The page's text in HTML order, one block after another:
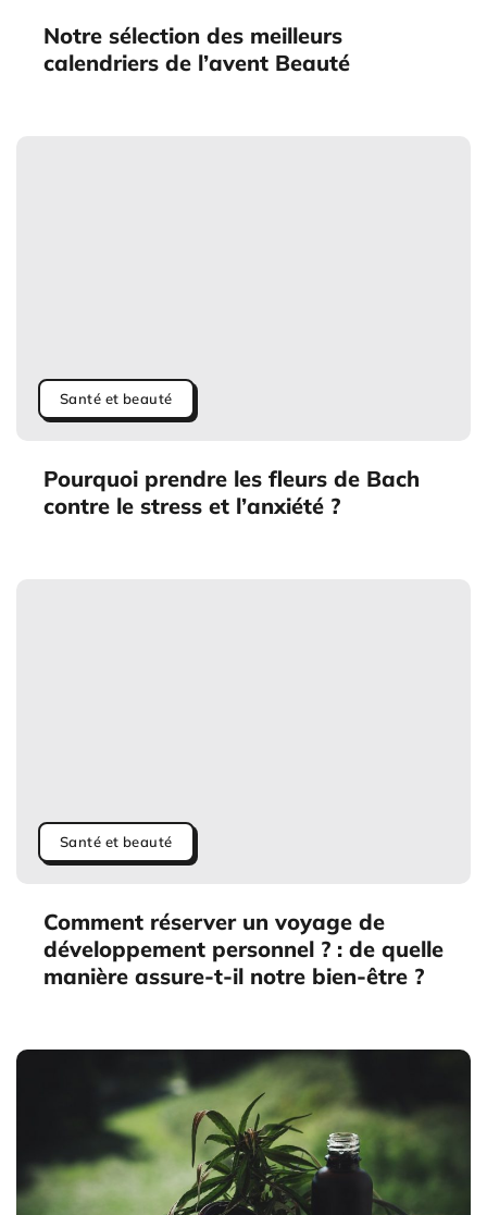
Notre sélection des meilleurs
calendriers de l’avent Beauté
Santé et beauté
Pourquoi prendre les fleurs de Bach
contre le stress et l’anxiété ?
Santé et beauté
Comment réserver un voyage de
développement personnel ? : de quelle
manière assure-t-il notre bien-être ?